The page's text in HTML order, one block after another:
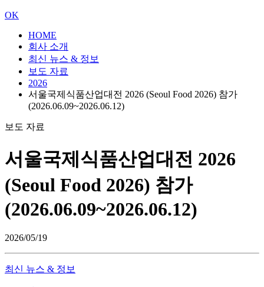
OK
HOME
회사 소개
최신 뉴스 & 정보
보도 자료
2026
서울국제식품산업대전 2026 (Seoul Food 2026) 참가
(2026.06.09~2026.06.12)
보도 자료
서울국제식품산업대전 2026
(Seoul Food 2026) 참가
(2026.06.09~2026.06.12)
2026/05/19
최신 뉴스 & 정보